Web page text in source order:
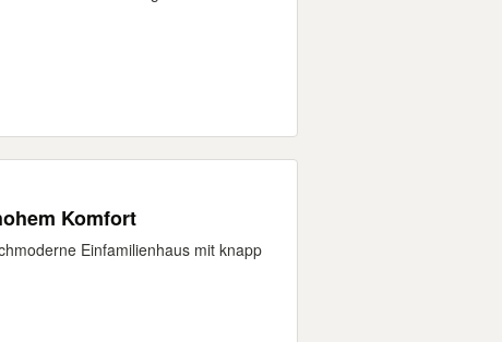
Komfort
Einfamilienhaus mit knapp